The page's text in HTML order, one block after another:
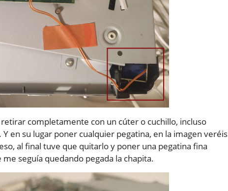
completamente con un cúter o cuchillo, incluso
en su lugar poner cualquier pegatina, en la imagen veréis
al final tuve que quitarlo y poner una pegatina fina
seguía quedando pegada la chapita.